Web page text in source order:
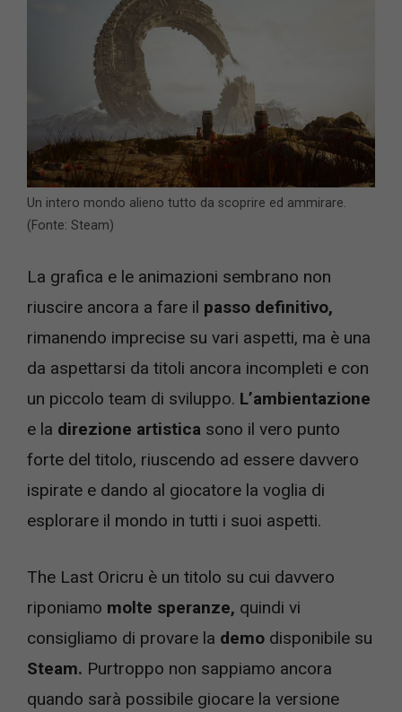
Un intero mondo alieno tutto da scoprire ed ammirare.
(Fonte: Steam)
La grafica e le animazioni sembrano non
riuscire ancora a fare il passo definitivo,
rimanendo imprecise su vari aspetti, ma è una
da aspettarsi da titoli ancora incompleti e con
un piccolo team di sviluppo. L’ambientazione
e la direzione artistica sono il vero punto
forte del titolo, riuscendo ad essere davvero
ispirate e dando al giocatore la voglia di
esplorare il mondo in tutti i suoi aspetti.
The Last Oricru è un titolo su cui davvero
riponiamo molte speranze, quindi vi
consigliamo di provare la demo disponibile su
Steam. Purtroppo non sappiamo ancora
quando sarà possibile giocare la versione